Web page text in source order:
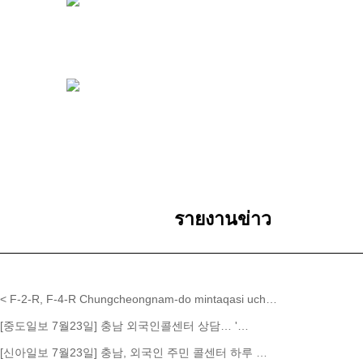
รายงานข่าว
< F-2-R, F-4-R Chungcheongnam-do mintaqasi uch…
[중도일보 7월23일] 충남 외국인콜센터 상담… '…
[신아일보 7월23일] 충남, 외국인 주민 콜센터 하루 …